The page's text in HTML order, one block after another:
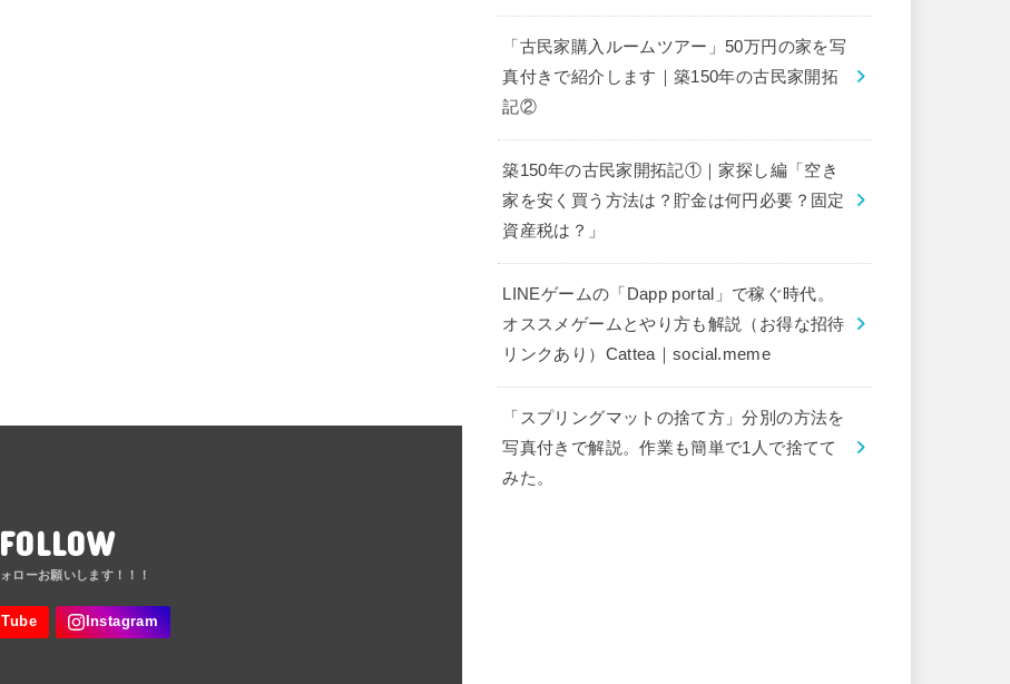
FOLLOW
「古民家購入ルームツアー」50万円の家を写
真付きで紹介します｜築150年の古民家開拓
記②
築150年の古民家開拓記①｜家探し編「空き
家を安く買う方法は？貯金は何円必要？固定
資産税は？」
LINEゲームの「Dapp portal」で稼ぐ時代。
オススメゲームとやり方も解説（お得な招待
リンクあり）Cattea｜social.meme
「スプリングマットの捨て方」分別の方法を
写真付きで解説。作業も簡単で1人で捨てて
みた。